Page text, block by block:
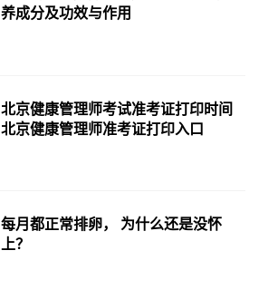
养成分及功效与作用
北京健康管理师考试准考证打印时间
北京健康管理师准考证打印入口
每月都正常排卵， 为什么还是没怀
上？